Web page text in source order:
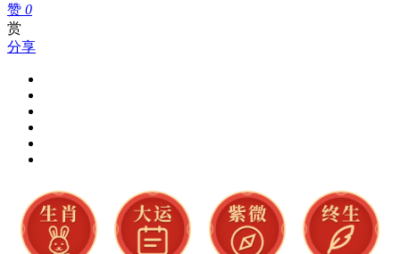
赞 0
赏
分享